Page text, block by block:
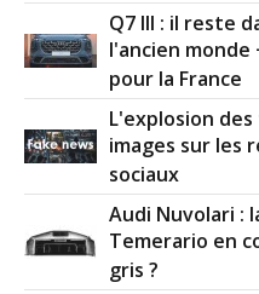
Q7 III : il reste
l'ancien monde
pour la France
L'explosion des
images sur les
sociaux
Audi Nuvolari :
Temerario en
gris ?